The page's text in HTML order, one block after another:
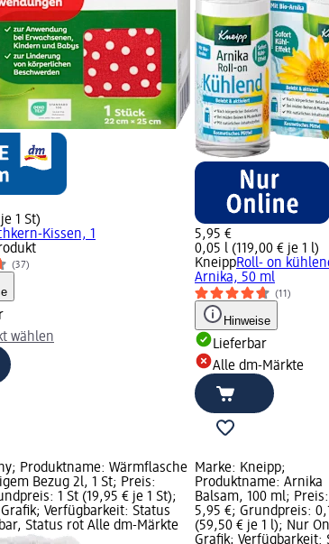
1 St)
Kissen, 1
(37)
wählen
5,95 €
0,05 l (119,00 € je 1 l)
KneippRoll- on
Arnika, 50 ml
(11)
Hinweise
Lieferbar
Alle dm-Märkte
Produktname: Wärmflasche
Bezug 2l, 1 St; Preis:
1 St (19,95 € je 1 St);
Verfügbarkeit: Status
Status rot Alle dm-Märkte
Marke: Kneipp;
Produktname: Arnika
Balsam, 100 ml; Preis:
5,95 €; Grundpreis:
(59,50 € je 1 l); Nur
Grafik; Verfügbarkeit: